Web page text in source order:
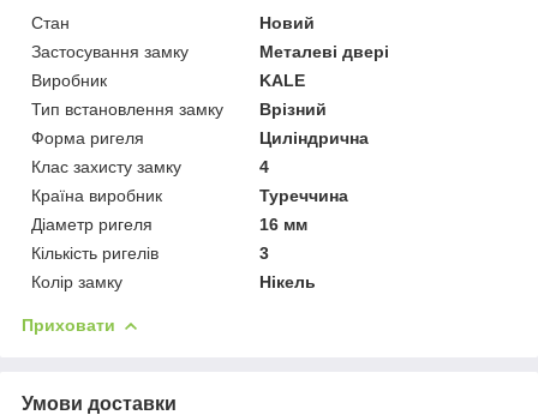
Стан
Новий
Застосування замку
Металеві двері
Виробник
KALE
Тип встановлення замку
Врізний
Форма ригеля
Циліндрична
Клас захисту замку
4
Країна виробник
Туреччина
Діаметр ригеля
16 мм
Кількість ригелів
3
Колір замку
Нікель
Приховати
Умови доставки